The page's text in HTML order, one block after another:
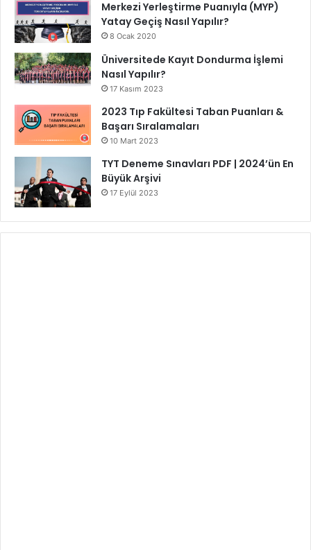
Merkezi Yerleştirme Puanıyla (MYP)
Yatay Geçiş Nasıl Yapılır?
8 Ocak 2020
Üniversitede Kayıt Dondurma İşlemi
Nasıl Yapılır?
17 Kasım 2023
2023 Tıp Fakültesi Taban Puanları &
Başarı Sıralamaları
10 Mart 2023
TYT Deneme Sınavları PDF | 2024’ün En
Büyük Arşivi
17 Eylül 2023